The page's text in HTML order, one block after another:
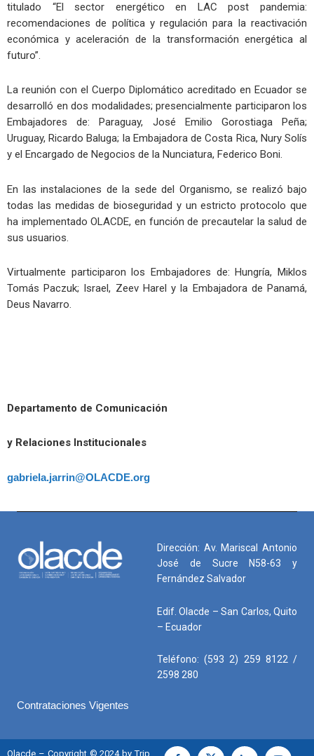
titulado “El sector energético en LAC post pandemia:
recomendaciones de política y regulación para la reactivación
económica y aceleración de la transformación energética al
futuro”.
La reunión con el Cuerpo Diplomático acreditado en Ecuador se
desarrolló en dos modalidades; presencialmente participaron los
Embajadores de: Paraguay, José Emilio Gorostiaga Peña;
Uruguay, Ricardo Baluga; la Embajadora de Costa Rica, Nury Solís
y el Encargado de Negocios de la Nunciatura, Federico Boni.
En las instalaciones de la sede del Organismo, se realizó bajo
todas las medidas de bioseguridad y un estricto protocolo que
ha implementado OLACDE, en función de precautelar la salud de
sus usuarios.
Virtualmente participaron los Embajadores de: Hungría, Miklos
Tomás Paczuk; Israel, Zeev Harel y la Embajadora de Panamá,
Deus Navarro.
Departamento de Comunicación
y Relaciones Institucionales
gabriela.jarrin@OLACDE.org
Dirección: Av. Mariscal Antonio
José de Sucre N58-63 y
Fernández Salvador
Edif. Olacde – San Carlos, Quito
– Ecuador
Teléfono: (593 2) 259 8122 /
2598 280
Contrataciones Vigentes
Olacde – Copyright © 2024 by Trip